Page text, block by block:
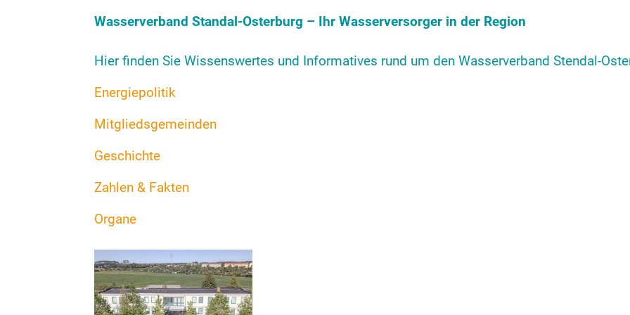
Wasserverband Standal-Osterburg – Ihr Wasserversorger in der Region
Hier finden Sie Wissenswertes und Informatives rund um den Wasserverband Stendal-
Energiepolitik
Mitgliedsgemeinden
Geschichte
Zahlen & Fakten
Organe